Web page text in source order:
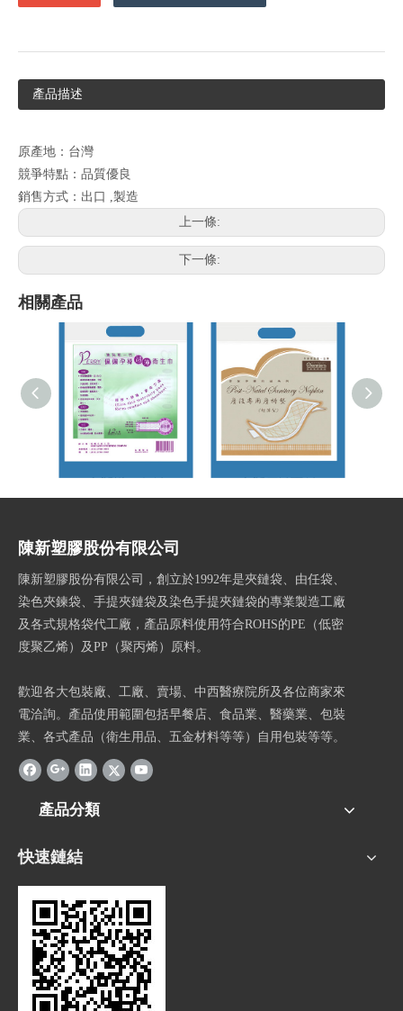
產品描述
原產地：台灣
競爭特點：品質優良
銷售方式：出口 ,製造
上一條:
下一條:
相關產品
陳新塑膠股份有限公司
陳新塑膠股份有限公司，創立於1992年是夾鏈袋、由任袋、
染色夾鍊袋、手提夾鏈袋及染色手提夾鏈袋的專業製造工廠
及各式規格袋代工廠，產品原料使用符合ROHS的PE（低密
度聚乙烯）及PP（聚丙烯）原料。
歡迎各大包裝廠、工廠、賣場、中西醫療院所及各位商家來
電洽詢。產品使用範圍包括早餐店、食品業、醫藥業、包裝
業、各式產品（衛生用品、五金材料等等）自用包裝等等。
產品分類
快速鏈結